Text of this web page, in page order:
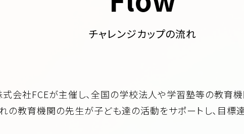
チャレンジカップの流れ
会社FCEが主催し、全国の学校法人や学習塾等の教育機
の教育機関の先生が子ども達の活動をサポートし、目標